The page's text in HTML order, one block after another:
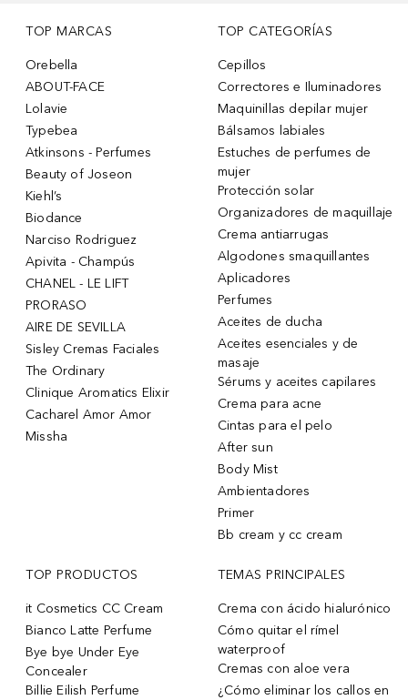
TOP MARCAS
Orebella
ABOUT-FACE
Lolavie
Typebea
Atkinsons - Perfumes
Beauty of Joseon
Kiehl’s
Biodance
Narciso Rodriguez
Apivita - Champús
CHANEL - LE LIFT
PRORASO
AIRE DE SEVILLA
Sisley Cremas Faciales
The Ordinary
Clinique Aromatics Elixir
Cacharel Amor Amor
Missha
TOP CATEGORÍAS
Cepillos
Correctores e Iluminadores
Maquinillas depilar mujer
Bálsamos labiales
Estuches de perfumes de
mujer
Protección solar
Organizadores de maquillaje
Crema antiarrugas
Algodones smaquillantes
Aplicadores
Perfumes
Aceites de ducha
Aceites esenciales y de
masaje
Sérums y aceites capilares
Crema para acne
Cintas para el pelo
After sun
Body Mist
Ambientadores
Primer
Bb cream y cc cream
TOP PRODUCTOS
it Cosmetics CC Cream
Bianco Latte Perfume
Bye bye Under Eye
Concealer
Billie Eilish Perfume
TEMAS PRINCIPALES
Crema con ácido hialurónico
Cómo quitar el rímel
waterproof
Cremas con aloe vera
¿Cómo eliminar los callos en